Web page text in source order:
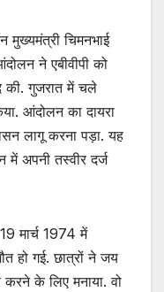
चिमनभाई
ने एबीवीपी को
की. गुजरात में चले
आंदोलन का दायरा
लागू करना पड़ा. यह
में अपनी तस्वीर दर्ज
मार्च 1974 में
हो गई. छात्रों ने जय
के लिए मनाया. वो